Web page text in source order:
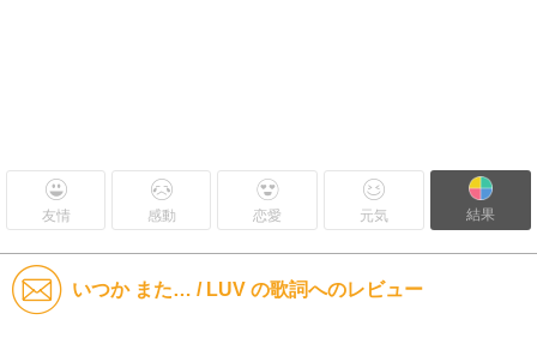
友情 感動 恋愛 元気 結果
いつか また… / LUV の歌詞へのレビュー